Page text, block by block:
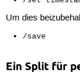
Um dies
/save
Ein Split für